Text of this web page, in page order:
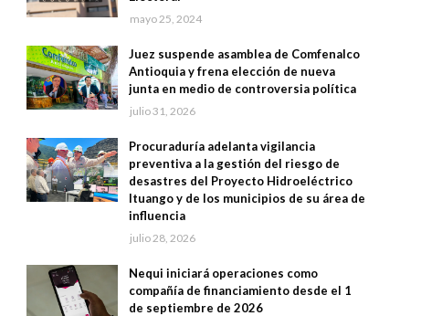
mayo 25, 2024
Juez suspende asamblea de Comfenalco
Antioquia y frena elección de nueva
junta en medio de controversia política
julio 31, 2026
Procuraduría adelanta vigilancia
preventiva a la gestión del riesgo de
desastres del Proyecto Hidroeléctrico
Ituango y de los municipios de su área de
influencia
julio 28, 2026
Nequi iniciará operaciones como
compañía de financiamiento desde el 1
de septiembre de 2026